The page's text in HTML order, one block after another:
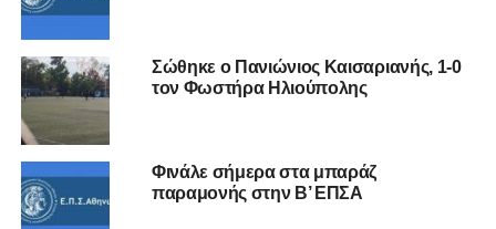
Σώθηκε ο Πανιώνιος Καισαριανής, 1-0
τον Φωστήρα Ηλιούπολης
Φινάλε σήμερα στα μπαράζ
παραμονής στην Β’ ΕΠΣΑ